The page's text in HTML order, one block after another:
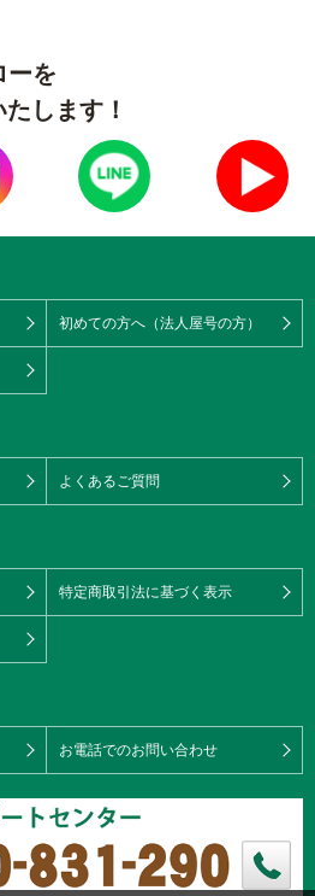
ーを
します！
初めての方へ（法人屋号の方）
よくあるご質問
特定商取引法に基づく表示
お電話でのお問い合わせ